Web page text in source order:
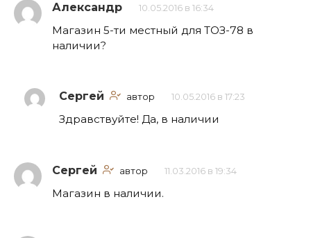
Александр 10.05.2016 в 16:34
Магазин 5-ти местный для ТОЗ-78 в
наличии?
Сергей автор 10.05.2016 в 17:23
Здравствуйте! Да, в наличии
Сергей автор 11.03.2016 в 19:34
Магазин в наличии.